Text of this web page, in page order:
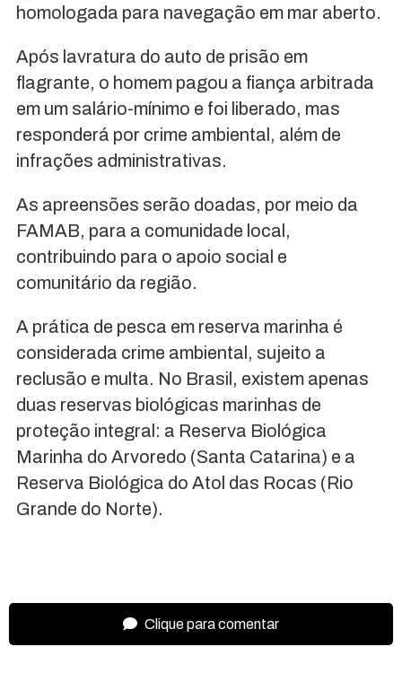
homologada para navegação em mar aberto.
Após lavratura do auto de prisão em
flagrante, o homem pagou a fiança arbitrada
em um salário-mínimo e foi liberado, mas
responderá por crime ambiental, além de
infrações administrativas.
As apreensões serão doadas, por meio da
FAMAB, para a comunidade local,
contribuindo para o apoio social e
comunitário da região.
A prática de pesca em reserva marinha é
considerada crime ambiental, sujeito a
reclusão e multa. No Brasil, existem apenas
duas reservas biológicas marinhas de
proteção integral: a Reserva Biológica
Marinha do Arvoredo (Santa Catarina) e a
Reserva Biológica do Atol das Rocas (Rio
Grande do Norte).
Clique para comentar